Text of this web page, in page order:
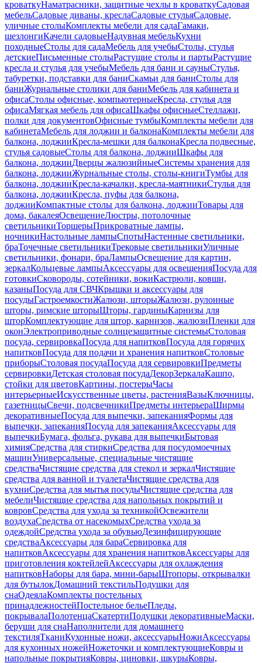
кроваткуНаматрасники, защитные чехлы в кроваткуСадовая
мебельСадовые диваны, креслаСадовые стульяСадовые,
уличные столыКомплекты мебели для садаГамаки,
шезлонгиКачели садовыеНадувная мебельКухни
походныеСтолы для садаМебель для учебыСтолы, стулья
детскиеПисьменные столыРастущие столы и партыРастущие
кресла и стулья для учебыМебель для бани и сауныСтулья,
табуретки, подставки для баниСкамьи для баниСтолы для
баниЖурнальные столики для баниМебель для кабинета и
офисаСтолы офисные, компьютерныеКресла, стулья для
офисаМягкая мебель для офисаШкафы офисныеСтеллажи,
полки для документовОфисные тумбыКомплекты мебели для
кабинетаМебель для лоджии и балконаКомплекты мебели для
балкона, лоджииКресла-мешки для балконаКресла подвесные,
стулья садовыеСтолы для балкона, лоджииШкафы для
балкона, лоджииДверцы жалюзийныеСистемы хранения для
балкона, лоджииЖурнальные столы, столы-книгиТумбы для
балкона, лоджииКресла-качалки, кресла-маятникиСтулья для
балкона, лоджииКресла, пуфы для балкона,
лоджииКомпактные столы для балкона, лоджииТовары для
дома, бакалеяОсвещениеЛюстры, потолочные
светильникиТоршерыПрикроватные лампы,
ночникиНастольные лампыСпотыНастенные светильники,
браТочечные светильникиТрековые светильникиУличные
светильники, фонари, браЛампыОсвещение для картин,
зеркалКольцевые лампыАксессуары для освещенияПосуда для
готовкиСковороды, сотейники, вокиКастрюли, ковши,
казаныПосуда для СВЧКрышки и аксессуары для
посудыГастроемкостиЖалюзи, шторыЖалюзи, рулонные
шторы, римские шторыШторы, гардиныКарнизы для
шторКомплектующие для штор, карнизов, жалюзиПленки для
оконЭлектроприводные солнцезащитные системыСтоловая
посуда, сервировкаПосуда для напитковПосуда для горячих
напитковПосуда для подачи и хранения напитковСтоловые
приборыСтоловая посудаПосуда для сервировкиПредметы
сервировкиДетская столовая посудаДекорЗеркалаКашпо,
стойки для цветовКартины, постерыЧасы
интерьерныеИскусственные цветы, растенияВазыКлючницы,
газетницыСвечи, подсвечникиПредметы интерьераШирмы
декоративныеПосуда для выпечки, запеканияФормы для
выпечки, запеканияПосуда для запеканияАксессуары для
выпечкиБумага, фольга, рукава для выпечкиБытовая
химияСредства для стиркиСредства для посудомоечных
машинУниверсальные, специальные чистящие
средстваЧистящие средства для стекол и зеркалЧистящие
средства для ванной и туалетаЧистящие средства для
кухниСредства для мытья посудыЧистящие средства для
мебелиЧистящие средства для напольных покрытий и
ковровСредства для ухода за техникойОсвежители
воздухаСредства от насекомыхСредства ухода за
одеждойСредства ухода за обувьюДезинфицирующие
средстваАксессуары для бараСервировка для
напитковАксессуары для хранения напитковАксессуары для
приготовления коктейлейАксессуары для охлаждения
напитковНаборы для бара, мини-барыШтопоры, открывалки
для бутылокДомашний текстильПодушки для
снаОдеялаКомплекты постельных
принадлежностейПостельное бельеПледы,
покрывалаПолотенцаСкатертиПодушки декоративныеМаски,
беруши для снаНаполнители для домашнего
текстиляТканиКухонные ножи, аксессуарыНожиАксессуары
для кухонных ножейНожеточки и комплектующиеКовры и
напольные покрытияКовры, циновки, шкурыКовры,